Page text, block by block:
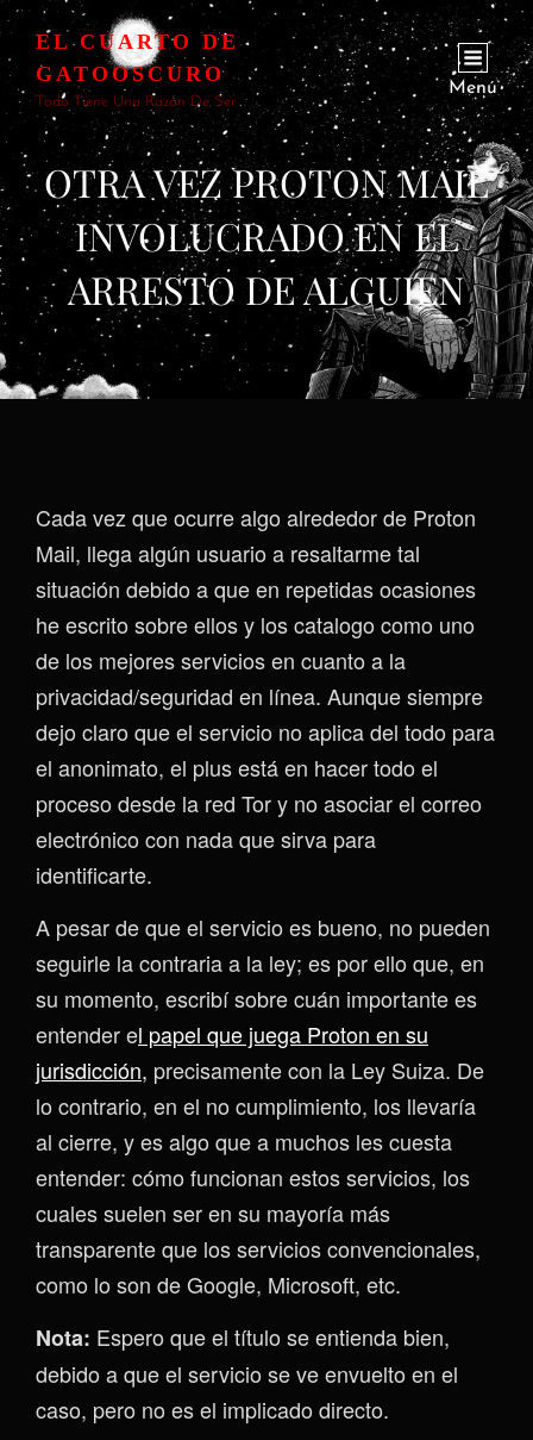
EL CUARTO DE
GATOOSCURO
Todo Tiene Una Razón De Ser
Menú
OTRA VEZ PROTON MAIL
INVOLUCRADO EN EL
ARRESTO DE ALGUIEN
Cada vez que ocurre algo alrededor de Proton
Mail, llega algún usuario a resaltarme tal
situación debido a que en repetidas ocasiones
he escrito sobre ellos y los catalogo como uno
de los mejores servicios en cuanto a la
privacidad/seguridad en línea. Aunque siempre
dejo claro que el servicio no aplica del todo para
el anonimato, el plus está en hacer todo el
proceso desde la red Tor y no asociar el correo
electrónico con nada que sirva para
identificarte.
A pesar de que el servicio es bueno, no pueden
seguirle la contraria a la ley; es por ello que, en
su momento, escribí sobre cuán importante es
entender el papel que juega Proton en su
jurisdicción, precisamente con la Ley Suiza. De
lo contrario, en el no cumplimiento, los llevaría
al cierre, y es algo que a muchos les cuesta
entender: cómo funcionan estos servicios, los
cuales suelen ser en su mayoría más
transparente que los servicios convencionales,
como lo son de Google, Microsoft, etc.
Nota: Espero que el título se entienda bien,
debido a que el servicio se ve envuelto en el
caso, pero no es el implicado directo.